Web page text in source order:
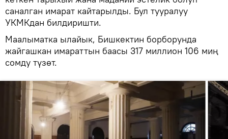
саналган имарат кайтарылды. Бул тууралуу
УКМКдан билдиришти.
Маалыматка ылайык, Бишкектин борборунда
жайгашкан имараттын баасы 317 миллион 106 миң
сомду түзөт.